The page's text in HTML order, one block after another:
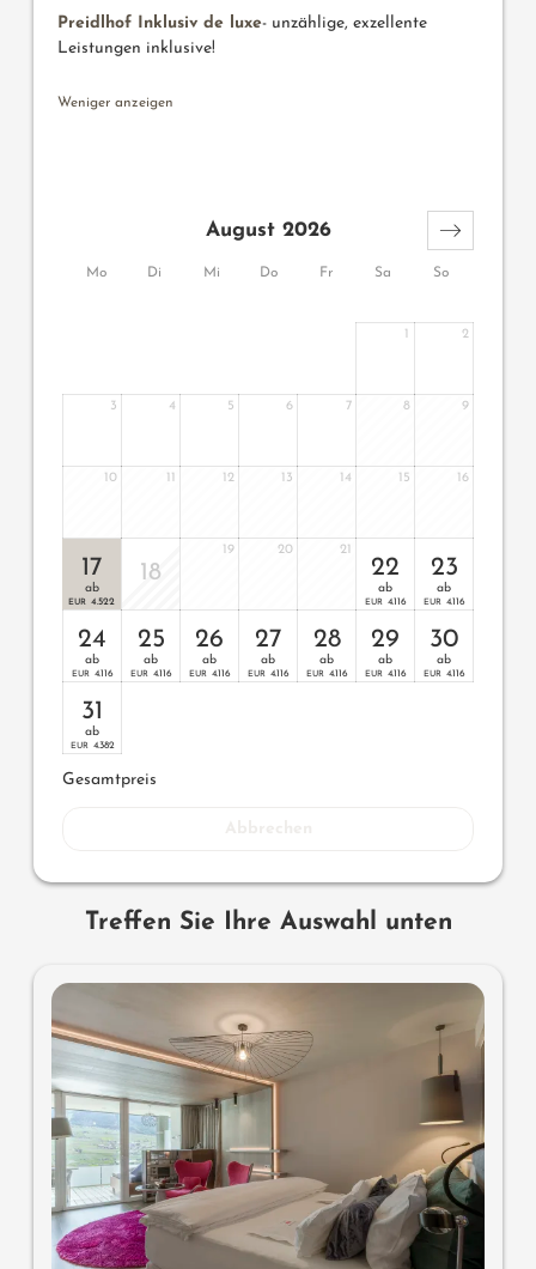
Preidlhof Inklusiv de luxe- unzählige, exzellente
Leistungen inklusive!
Weniger anzeigen
Mo Di Mi Do Fr Sa So
August 2026
2
3 4 5 6 7 8 9
10 12 13 14 15 16
17
ab
EUR 4.522
18
19 20 21
22
ab
EUR 4.116
23
ab
EUR 4.116
24
ab
EUR 4.116
25
ab
EUR 4.116
26
ab
EUR 4.116
27
ab
EUR 4.116
28
ab
EUR 4.116
29
ab
EUR 4.116
30
ab
EUR 4.116
31
ab
EUR 4.382
Gesamtpreis
Treffen Sie Ihre Auswahl unten